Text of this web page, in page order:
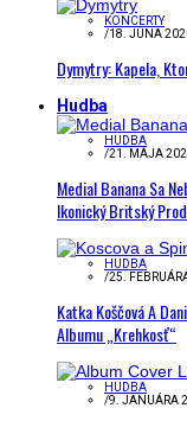
KONCERTY
/18. JÚNA
Dymytry: Kapela,
Hudba
HUDBA
/21. MÁJA
Medial Banana Sa
Ikonický Britský
HUDBA
/25.
Katka Koščová A
Albumu „Krehkosť“
HUDBA
/9. JANUÁRA